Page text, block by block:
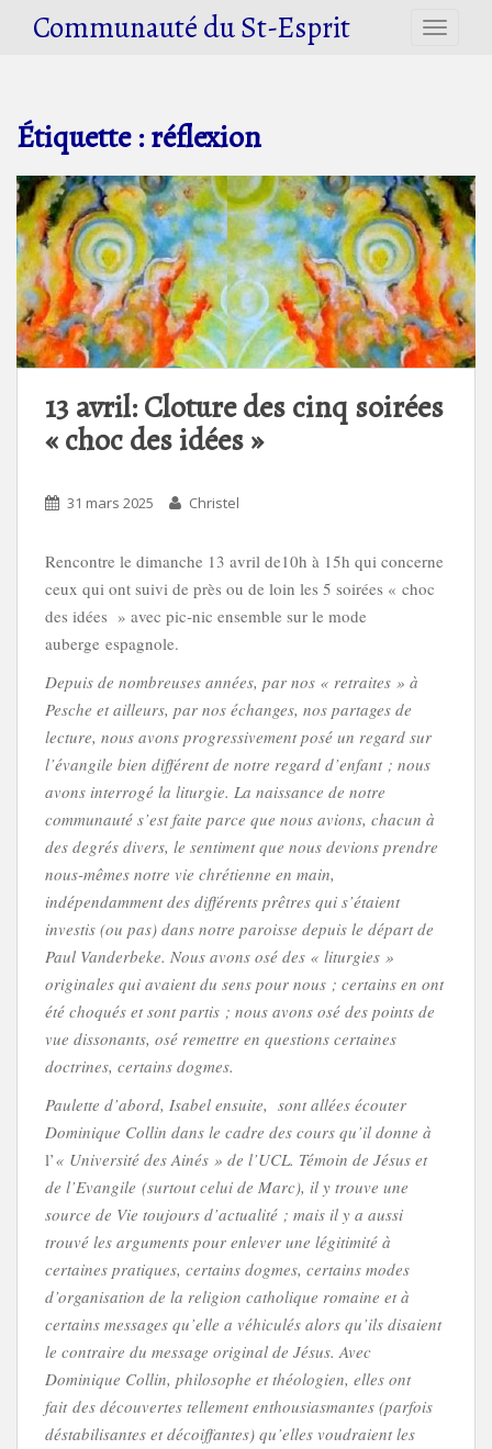
Communauté du St-Esprit
Étiquette :réflexion
13 avril: Cloture des cinq soirées
« choc des idées »
31 mars 2025 Christel
Rencontre le dimanche 13 avril de10h à 15h qui concerne
ceux qui ont suivi de près ou de loin les 5 soirées « choc
des idées » avec pic-nic ensemble sur le mode
auberge espagnole.
Depuis de nombreuses années, par nos « retraites » à
Pesche et ailleurs, par nos échanges, nos partages de
lecture, nous avons progressivement posé un regard sur
l’évangile bien différent de notre regard d’enfant ; nous
avons interrogé la liturgie. La naissance de notre
communauté s’est faite parce que nous avions, chacun à
des degrés divers, le sentiment que nous devions prendre
nous-mêmes notre vie chrétienne en main,
indépendamment des différents prêtres qui s’étaient
investis (ou pas) dans notre paroisse depuis le départ de
Paul Vanderbeke. Nous avons osé des « liturgies »
originales qui avaient du sens pour nous ; certains en ont
été choqués et sont partis ; nous avons osé des points de
vue dissonants, osé remettre en questions certaines
doctrines, certains dogmes.
Paulette d’abord, Isabel ensuite, sont allées écouter
Dominique Collin dans le cadre des cours qu’il donne à
l’« Université des Ainés » de l’UCL. Témoin de Jésus et
de l’Evangile (surtout celui de Marc), il y trouve une
source de Vie toujours d’actualité ; mais il y a aussi
trouvé les arguments pour enlever une légitimité à
certaines pratiques, certains dogmes, certains modes
d’organisation de la religion catholique romaine et à
certains messages qu’elle a véhiculés alors qu’ils disaient
le contraire du message original de Jésus. Avec
Dominique Collin, philosophe et théologien, elles ont
fait des découvertes tellement enthousiasmantes (parfois
déstabilisantes et décoiffantes) qu’elles voudraient les